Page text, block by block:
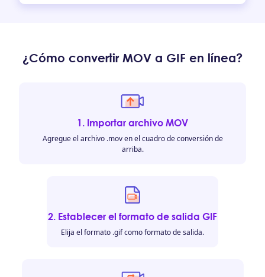
¿Cómo convertir MOV a GIF en línea?
1. Importar archivo MOV
Agregue el archivo .mov en el cuadro de conversión de
arriba.
2. Establecer el formato de salida GIF
Elija el formato .gif como formato de salida.